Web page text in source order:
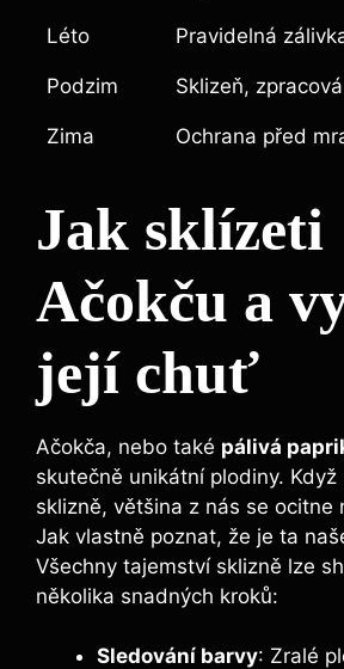
Léto Pravidelná
Podzim Sklizeň,
Zima Ochrana před
Jak sklízeti
Ačokču a
její chuť
Ačokča, nebo také pálivá
skutečně unikátní plodiny. Když
sklizně, většina z nás se ocitne
Jak vlastně poznat, že je ta
Všechny tajemství sklizně lze
několika snadných kroků:
Sledování barvy: Zralé